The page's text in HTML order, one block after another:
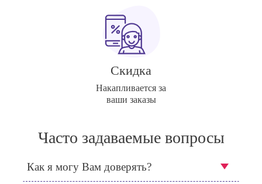
Скидка
Накапливается за
ваши заказы
Часто задаваемые вопросы
Как я могу Вам доверять?